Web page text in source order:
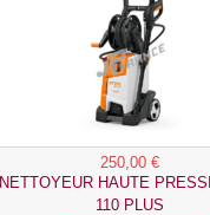
250,00 €
NETTOYEUR HAUTE
110 PLUS